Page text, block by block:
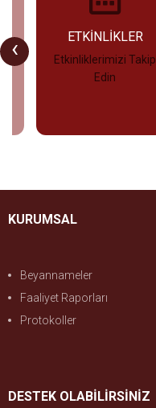
‹ ETKİNLİKLER
Etkinliklerimizi Takip
Edin
KURUMSAL
Beyannameler
Faaliyet Raporları
Protokoller
DESTEK OLABİLİRSİNİZ